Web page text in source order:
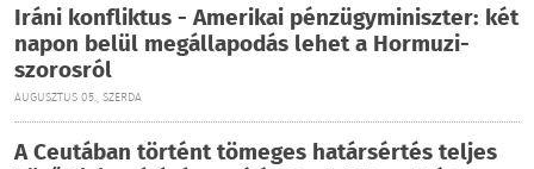
Iráni konfliktus - Amerikai pénzügyminiszter: két
napon belül megállapodás lehet a Hormuzi-
szorosról
AUGUSZTUS 05., SZERDA
A Ceutában történt tömeges határsértés teljes